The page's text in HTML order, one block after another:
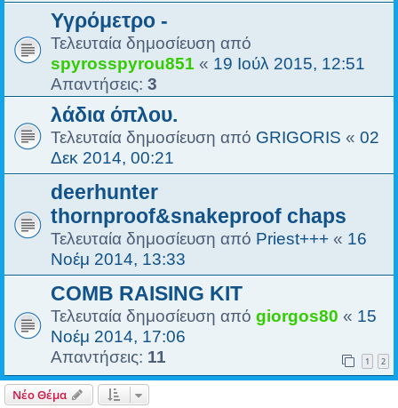
Υγρόμετρο -
Τελευταία δημοσίευση από
spyrosspyrou851 « 19 Ιούλ 2015, 12:51
Απαντήσεις: 3
λάδια όπλου.
Τελευταία δημοσίευση από GRIGORIS « 02
Δεκ 2014, 00:21
deerhunter
thornproof&snakeproof chaps
Τελευταία δημοσίευση από Priest+++ « 16
Νοέμ 2014, 13:33
COMB RAISING KIT
Τελευταία δημοσίευση από giorgos80 « 15
Νοέμ 2014, 17:06
Απαντήσεις: 11 1 2
Νέο Θέμα